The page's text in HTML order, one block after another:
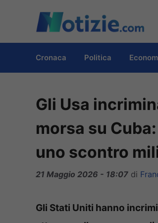
contenuto
Cronaca Politica
Gli Usa
morsa su
uno scontro
21 Maggio 2026 - 18:07 di
Gli Stati Uniti hanno